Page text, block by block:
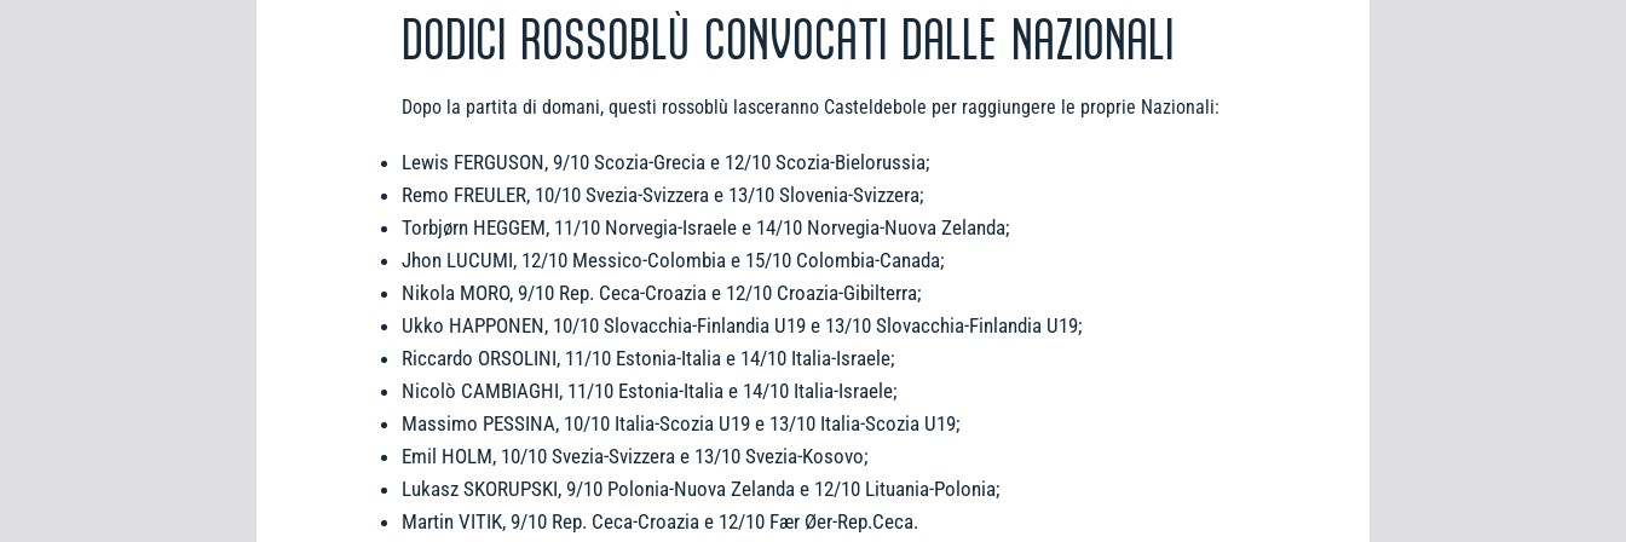
DODICI ROSSOBLÙ CONVOCATI DALLE NAZIONALI
Dopo la partita di domani, questi rossoblù lasceranno Casteldebole per raggiungere le proprie Nazionali:
Lewis FERGUSON, 9/10 Scozia-Grecia e 12/10 Scozia-Bielorussia;
Remo FREULER, 10/10 Svezia-Svizzera e 13/10 Slovenia-Svizzera;
Torbjørn HEGGEM, 11/10 Norvegia-Israele e 14/10 Norvegia-Nuova Zelanda;
Jhon LUCUMI, 12/10 Messico-Colombia e 15/10 Colombia-Canada;
Nikola MORO, 9/10 Rep. Ceca-Croazia e 12/10 Croazia-Gibilterra;
Ukko HAPPONEN, 10/10 Slovacchia-Finlandia U19 e 13/10 Slovacchia-Finlandia U19;
Riccardo ORSOLINI, 11/10 Estonia-Italia e 14/10 Italia-Israele;
Nicolò CAMBIAGHI, 11/10 Estonia-Italia e 14/10 Italia-Israele;
Massimo PESSINA, 10/10 Italia-Scozia U19 e 13/10 Italia-Scozia U19;
Emil HOLM, 10/10 Svezia-Svizzera e 13/10 Svezia-Kosovo;
Lukasz SKORUPSKI, 9/10 Polonia-Nuova Zelanda e 12/10 Lituania-Polonia;
Martin VITIK, 9/10 Rep. Ceca-Croazia e 12/10 Fær Øer-Rep.Ceca.